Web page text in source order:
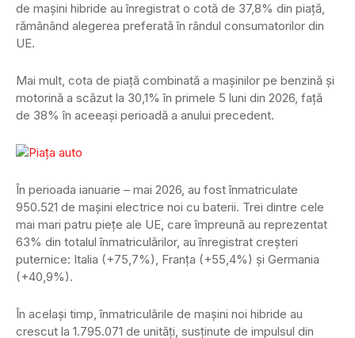
de mașini hibride au înregistrat o cotă de 37,8% din piață,
rămânând alegerea preferată în rândul consumatorilor din
UE.
Mai mult, cota de piață combinată a mașinilor pe benzină și
motorină a scăzut la 30,1% în primele 5 luni din 2026, față
de 38% în aceeași perioadă a anului precedent.
În perioada ianuarie – mai 2026, au fost înmatriculate
950.521 de mașini electrice noi cu baterii. Trei dintre cele
mai mari patru piețe ale UE, care împreună au reprezentat
63% din totalul înmatriculărilor, au înregistrat creșteri
puternice: Italia (+75,7%), Franța (+55,4%) și Germania
(+40,9%).
În același timp, înmatriculările de mașini noi hibride au
crescut la 1.795.071 de unități, susținute de impulsul din